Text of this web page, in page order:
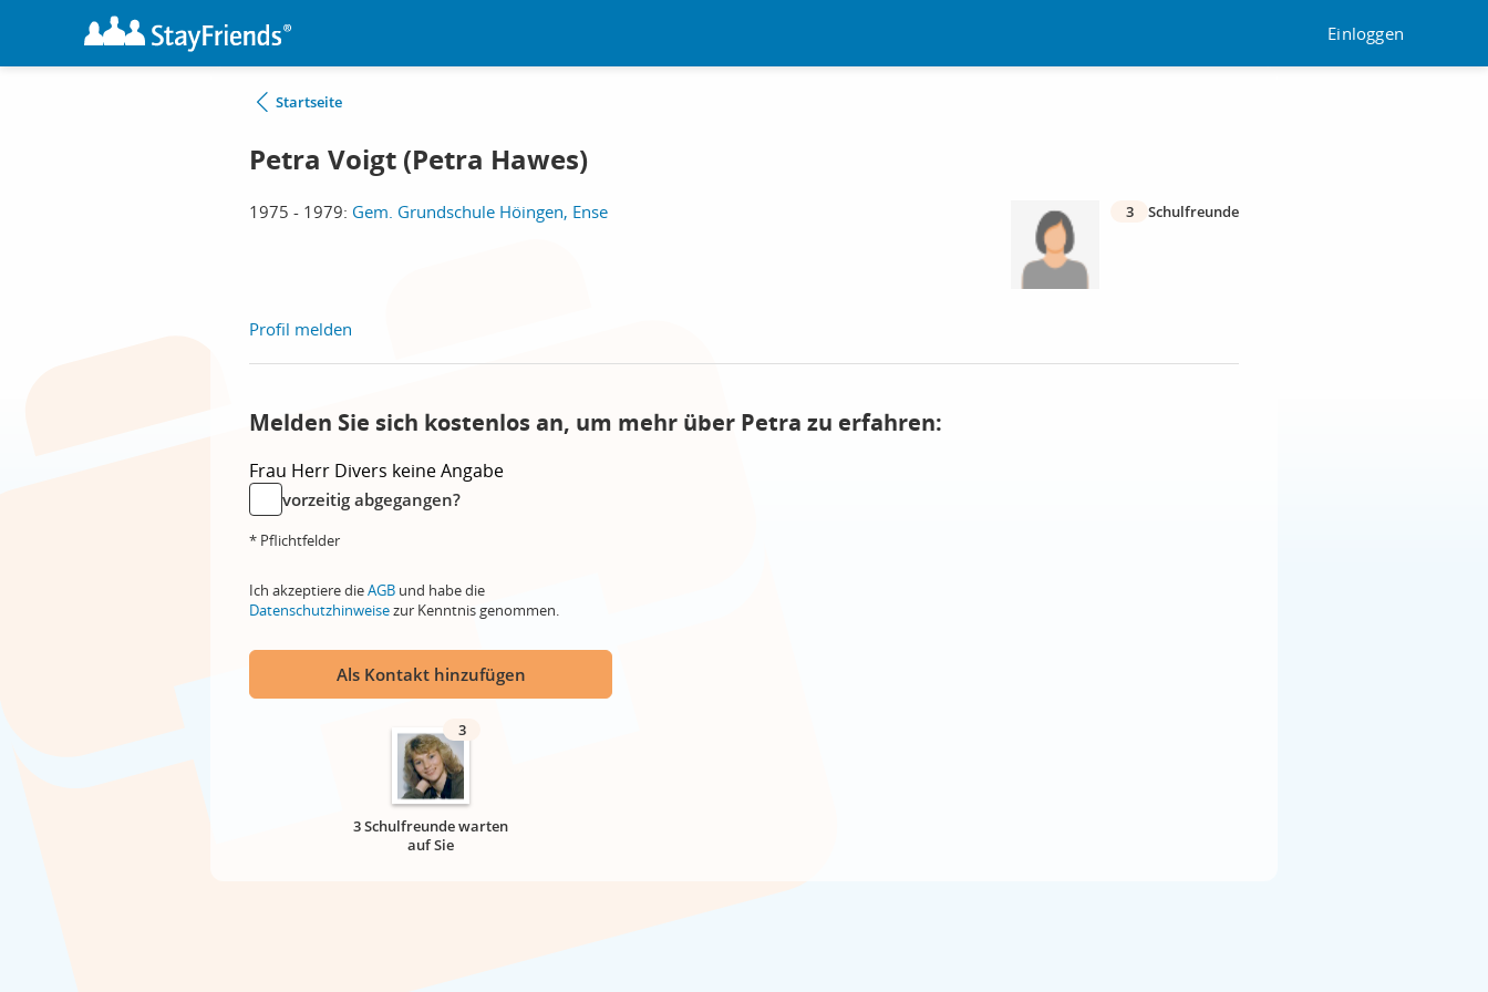
Einloggen
Startseite
Petra Voigt (Petra Hawes)
1975 - 1979: Gem. Grundschule Höingen, Ense 3 Schulfreunde
Profil melden
Melden Sie sich kostenlos an, um mehr über Petra zu erfahren:
Frau Herr Divers keine Angabe
vorzeitig abgegangen?
* Pflichtfelder
Ich akzeptiere dieAGB und habe die
Datenschutzhinweisezur Kenntnis genommen.
Als Kontakt hinzufügen
3
3 Schulfreunde warten
auf Sie